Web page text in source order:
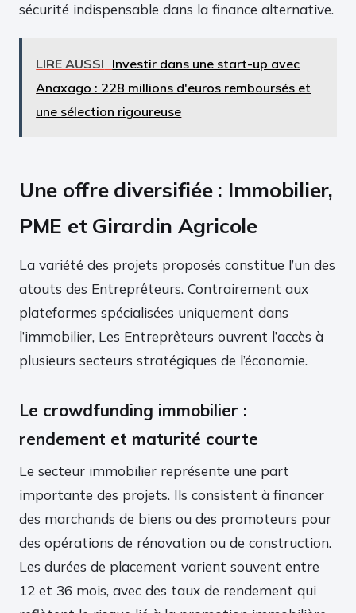
sécurité indispensable dans la finance alternative.
LIRE AUSSI Investir dans une start-up avec
Anaxago : 228 millions d'euros remboursés et
une sélection rigoureuse
Une offre diversifiée : Immobilier,
PME et Girardin Agricole
La variété des projets proposés constitue l’un des
atouts des Entreprêteurs. Contrairement aux
plateformes spécialisées uniquement dans
l’immobilier, Les Entreprêteurs ouvrent l’accès à
plusieurs secteurs stratégiques de l’économie.
Le crowdfunding immobilier :
rendement et maturité courte
Le secteur immobilier représente une part
importante des projets. Ils consistent à financer
des marchands de biens ou des promoteurs pour
des opérations de rénovation ou de construction.
Les durées de placement varient souvent entre
12 et 36 mois, avec des taux de rendement qui